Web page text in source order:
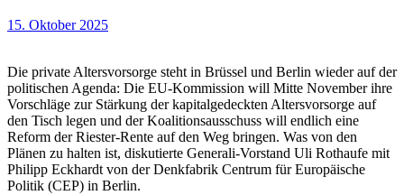
15. Oktober 2025
Die private Altersvorsorge steht in Brüssel und Berlin wieder auf der
politischen Agenda: Die EU-Kommission will Mitte November ihre
Vorschläge zur Stärkung der kapitalgedeckten Altersvorsorge auf
den Tisch legen und der Koalitionsausschuss will endlich eine
Reform der Riester-Rente auf den Weg bringen. Was von den
Plänen zu halten ist, diskutierte Generali-Vorstand Uli Rothaufe mit
Philipp Eckhardt von der Denkfabrik Centrum für Europäische
Politik (CEP) in Berlin.